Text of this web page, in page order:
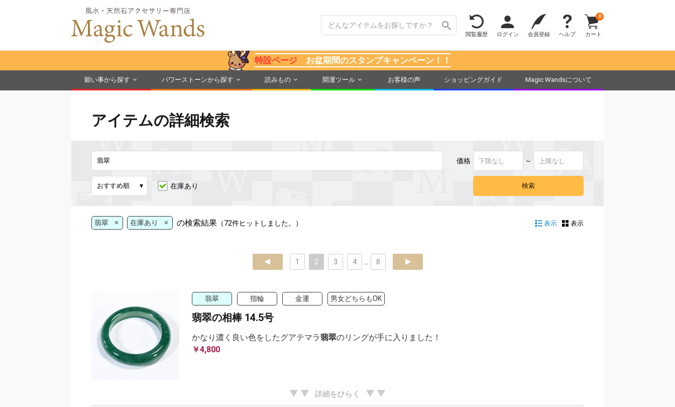
閲覧履歴 ログイン 会員登録 ヘルプ カート
0
特設ページ お盆期間のスタンプキャンペーン！！
願い事から探す パワーストーンから探す 読みもの 開運ツール お客様の声 ショッピングガイド Magic Wandsについて
アイテムの詳細検索
価格 ～
在庫あり
翡翠 × 在庫あり × の検索結果 （72件ヒットしました。） 表示 表示
prev 1 2 3 4 8 next
翡翠 指輪 金運 男女どちらもOK
翡翠の相棒 14.5号
かなり濃く良い色をしたグアテマラ翡翠のリングが手に入りました！
￥4,800
詳細をひらく